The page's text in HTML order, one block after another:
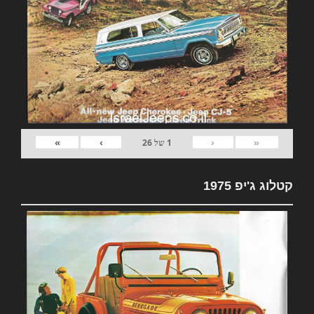
«
‹
1 של26
›
»
קטלוג ג'יפ 1975